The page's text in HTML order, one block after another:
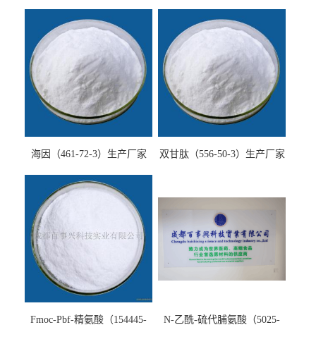
海因（461-72-3）生产厂家 双甘肽（556-50-3）生产厂家
Fmoc-Pbf-精氨酸（154445-
N-乙酰-硫代脯氨酸（5025-